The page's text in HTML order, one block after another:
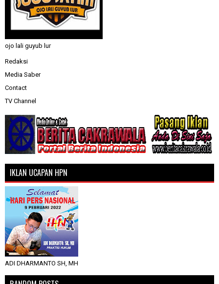
ojo lali guyub lur
Redaksi
Media Saber
Contact
TV Channel
IKLAN UCAPAN HPN
ADI DHARMANTO SH, MH